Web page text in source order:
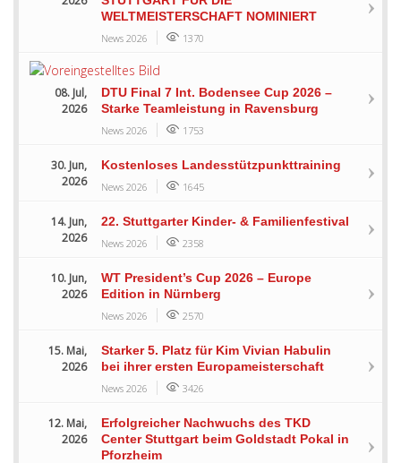
WELTMEISTERSCHAFT NOMINIERT
News 2026 1370
08. Jul,
2026
DTU Final 7 Int. Bodensee Cup 2026 –
Starke Teamleistung in Ravensburg
News 2026 1753
30. Jun,
2026
Kostenloses Landesstützpunkttraining
News 2026 1645
14. Jun,
2026
22. Stuttgarter Kinder- & Familienfestival
News 2026 2358
10. Jun,
2026
WT President’s Cup 2026 – Europe
Edition in Nürnberg
News 2026 2570
15. Mai,
2026
Starker 5. Platz für Kim Vivian Habulin
bei ihrer ersten Europameisterschaft
News 2026 3426
12. Mai,
2026
Erfolgreicher Nachwuchs des TKD
Center Stuttgart beim Goldstadt Pokal in
Pforzheim